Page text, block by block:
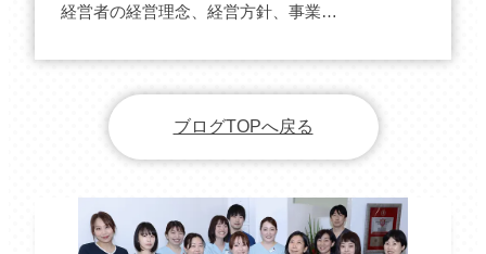
経営者の経営理念、経営方針、事業…
ブログTOPへ戻る